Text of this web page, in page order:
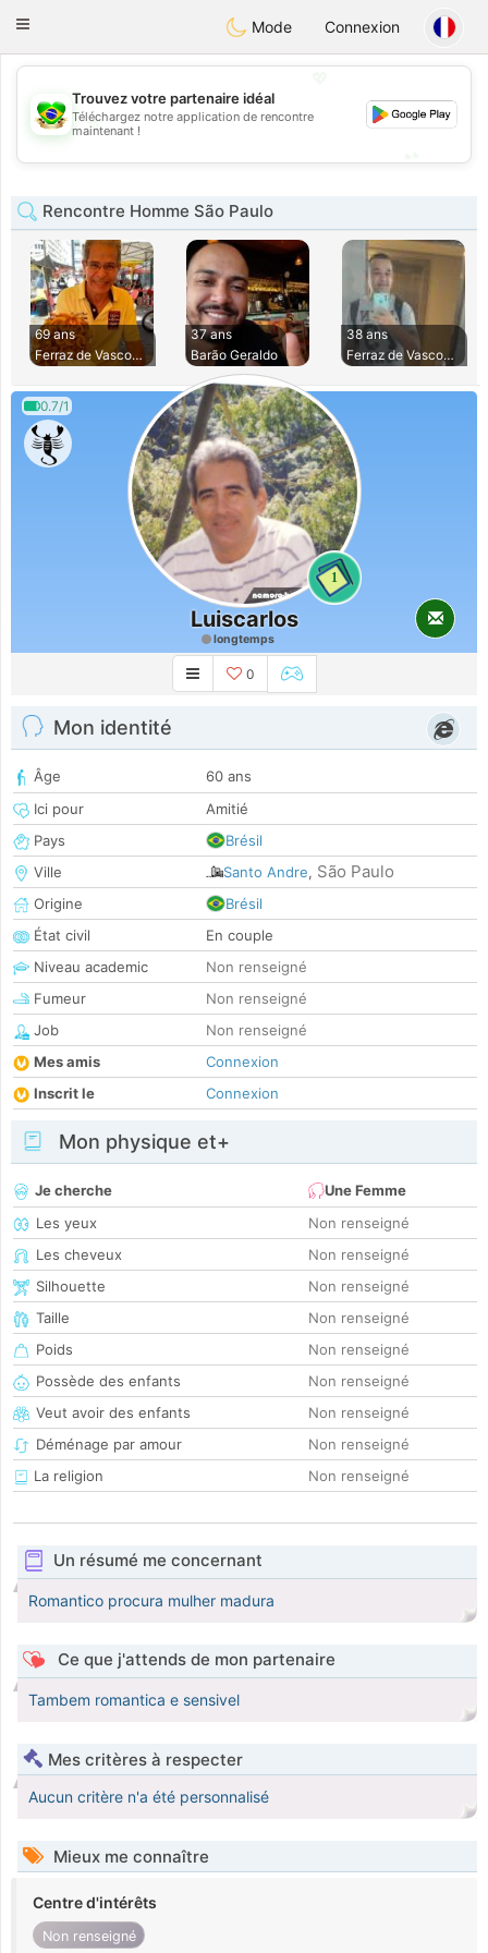
BrasilConversar
Toggle
Mode Connexion
💖
💕
Trouvez votre partenaire idéal
Téléchargez notre application de rencontre
maintenant !
Rencontre Homme São Paulo
69 ans
Ferraz de Vasconce
37 ans
Barão Geraldo
38 ans
Ferraz de Vasconce
0.7/1
1
Luiscarlos
longtemps
0
Mon identité
Âge
60 ans
Ici pour
Amitié
Pays
Brésil
Ville
Santo Andre, São Paulo
Origine
Brésil
État civil
En couple
Niveau academic
Non renseigné
Fumeur
Non renseigné
Job
Non renseigné
Mes amis
Connexion
Inscrit le
Connexion
Mon physique et+
Je cherche
Une Femme
Les yeux
Non renseigné
Les cheveux
Non renseigné
Silhouette
Non renseigné
Taille
Non renseigné
Poids
Non renseigné
Possède des enfants
Non renseigné
Veut avoir des enfants
Non renseigné
Déménage par amour
Non renseigné
La religion
Non renseigné
Un résumé me concernant
Romantico procura mulher madura
Ce que j'attends de mon partenaire
Tambem romantica e sensivel
Mes critères à respecter
Aucun critère n'a été personnalisé
Mieux me connaître
Centre d'intérêts
Non renseigné